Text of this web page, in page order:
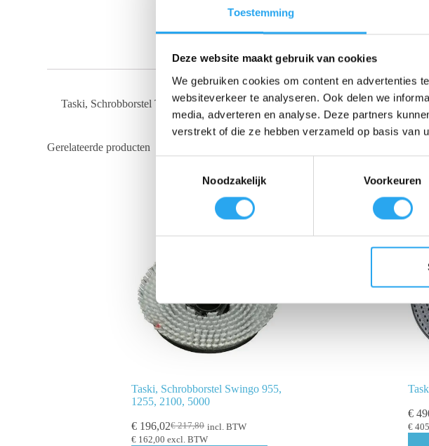
Toestemming
Deze website maakt gebruik van cookies
We gebruiken cookies om content en advertenties
websiteverkeer te analyseren. Ook delen we
media, adverteren en analyse. Deze partners
verstrekt of die ze hebben verzameld op basis van
m
i
n
g
c
Noodzakelijk Voorkeuren
Taski, Schrobborstel TASKI Swingo 2500, Swingobot 2000
Gerelateerde producten
Taski, Schrobborstel Swingo 955,
1255, 2100, 5000
€217,80
€ 196,02
incl. BTW
€ 162,00 excl. BTW
€
€